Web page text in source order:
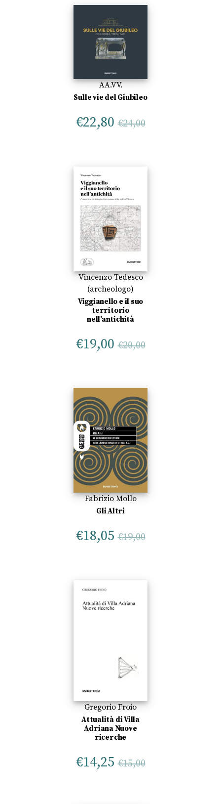
AA.VV.
Sulle vie del Giubileo
€22,80 €24,00
Vincenzo Tedesco
(archeologo)
Viggianello e il suo
territorio
nell’antichità
€19,00 €20,00
Fabrizio Mollo
Gli Altri
€18,05 €19,00
Gregorio Froio
Attualità di Villa
Adriana Nuove
ricerche
€14,25 €15,00